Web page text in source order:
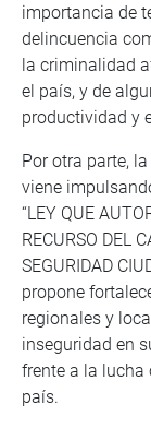
importancia de
delincuencia
la criminalidad
el país, y de
productividad y
Por otra parte,
viene
“LEY QUE
RECURSO DEL
SEGURIDAD
propone
regionales y
inseguridad en
frente a la lucha
país.